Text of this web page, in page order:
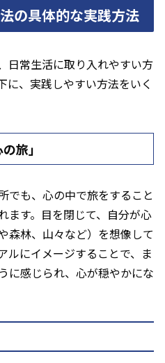
の具体的な実践方法
日常生活に取り入れやすい方
に、実践しやすい方法をいく
旅」
でも、心の中で旅をすること
ます。目を閉じて、自分が心
森林、山々など）を想像して
ルにイメージすることで、ま
に感じられ、心が穏やかにな